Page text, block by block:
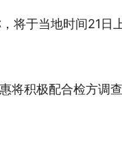
将于当地时间21日
将积极配合检方调